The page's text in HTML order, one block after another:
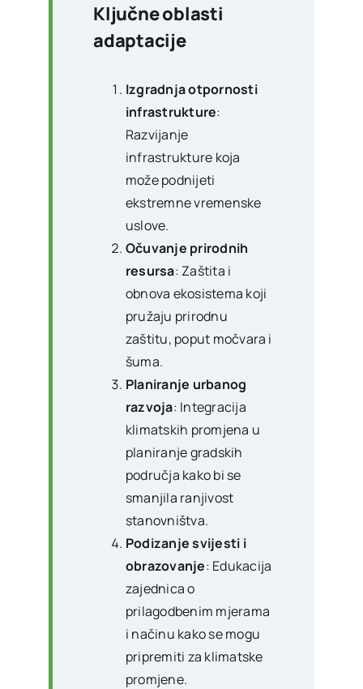
Ključne oblasti
adaptacije
Izgradnja otpornosti
infrastrukture:
Razvijanje
infrastrukture koja
može podnijeti
ekstremne vremenske
uslove.
Očuvanje prirodnih
resursa: Zaštita i
obnova ekosistema koji
pružaju prirodnu
zaštitu, poput močvara i
šuma.
Planiranje urbanog
razvoja: Integracija
klimatskih promjena u
planiranje gradskih
područja kako bi se
smanjila ranjivost
stanovništva.
Podizanje svijesti i
obrazovanje: Edukacija
zajednica o
prilagodbenim mjerama
i načinu kako se mogu
pripremiti za klimatske
promjene.